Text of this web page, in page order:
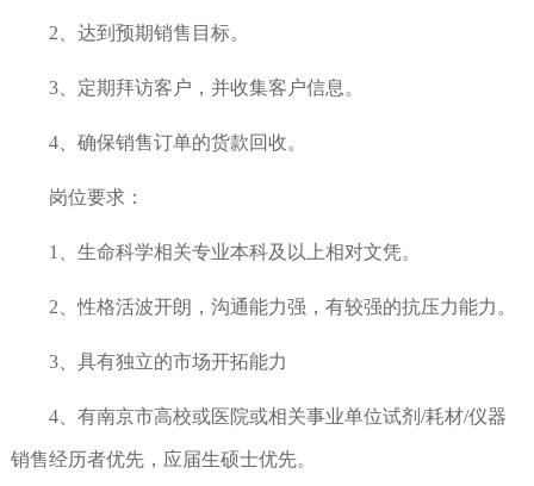
2、达到预期销售目标。
3、定期拜访客户，并收集客户信息。
4、确保销售订单的货款回收。
岗位要求：
1、生命科学相关专业本科及以上相对文凭。
2、性格活波开朗，沟通能力强，有较强的抗压力能力。
3、具有独立的市场开拓能力
4、有南京市高校或医院或相关事业单位试剂/耗材/仪器
销售经历者优先，应届生硕士优先。